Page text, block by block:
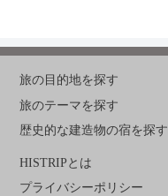
旅の目的地を探す
旅のテーマを探す
歴史的な建造物の宿を探す
HISTRIPとは
プライバシーポリシー